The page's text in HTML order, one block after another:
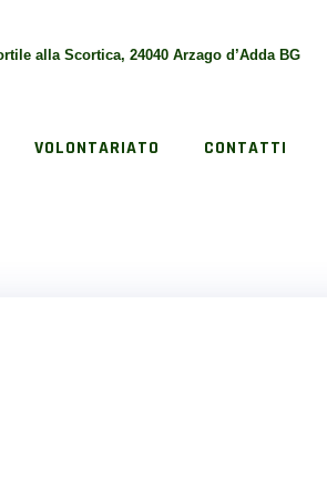
alla Scortica, 24040 Arzago d’Adda BG
VOLONTARIATO CONTATTI